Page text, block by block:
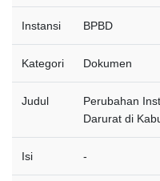
Instansi BPBD
Kategori Dokumen
Judul
Perubahan
Darurat di
Isi -